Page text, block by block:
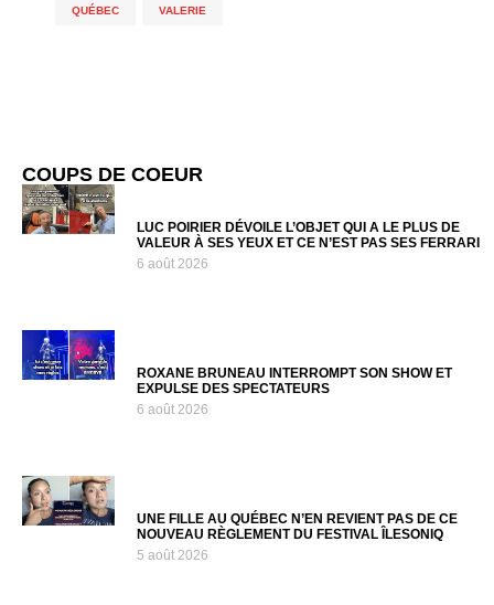
QUÉBEC VALERIE
COUPS DE COEUR
LUC POIRIER DÉVOILE L’OBJET QUI A LE PLUS DE
VALEUR À SES YEUX ET CE N’EST PAS SES FERRARI
6 août 2026
ROXANE BRUNEAU INTERROMPT SON SHOW ET
EXPULSE DES SPECTATEURS
6 août 2026
UNE FILLE AU QUÉBEC N’EN REVIENT PAS DE CE
NOUVEAU RÈGLEMENT DU FESTIVAL ÎLESONIQ
5 août 2026